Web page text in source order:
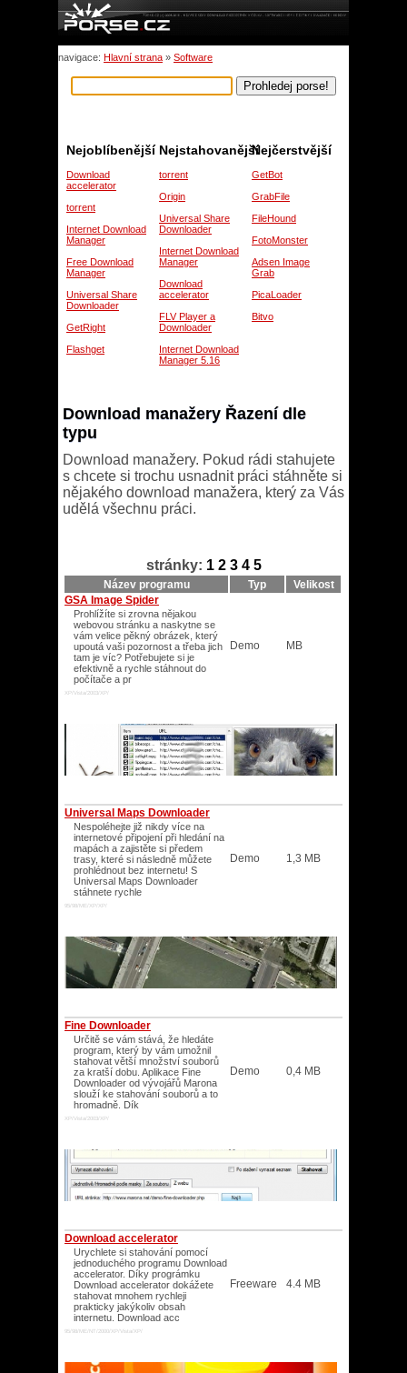
navigace: Hlavní strana » Software
Nejčerstvější
GetBot
GrabFile
FileHound
FotoMonster
Adsen Image
Grab
PicaLoader
Bitvo
Nejstahovanější
torrent
Origin
Universal Share
Downloader
Internet Download
Manager
Download
accelerator
FLV Player a
Downloader
Internet Download
Manager 5.16
Nejoblíbenější
Download
accelerator
torrent
Internet Download
Manager
Free Download
Manager
Universal Share
Downloader
GetRight
Flashget
Download manažery Řazení dle
typu
Download manažery. Pokud rádi stahujete
s chcete si trochu usnadnit práci stáhněte si
nějakého download manažera, který za Vás
udělá všechnu práci.
stránky: 1 2 3 4 5
Název programu Typ
Velikost
GSA Image Spider
Prohlížíte si zrovna nějakou
webovou stránku a naskytne se
vám velice pěkný obrázek, který
upoutá vaši pozornost a třeba jich
tam je víc? Potřebujete si je
efektivně a rychle stáhnout do
počítače a pr
XP/Vista/2003/XP/
Demo MB
Universal Maps Downloader
Nespoléhejte již nikdy více na
internetové připojení při hledání na
mapách a zajistěte si předem
trasy, které si následně můžete
prohlédnout bez internetu! S
Universal Maps Downloader
stáhnete rychle
95/98/ME/XP/XP/
Demo 1,3 MB
Fine Downloader
Určitě se vám stává, že hledáte
program, který by vám umožnil
stahovat větší množství souborů
za kratší dobu. Aplikace Fine
Downloader od vývojářů Marona
slouží ke stahování souborů a to
hromadně. Dík
XP/Vista/2003/XP/
Demo 0,4 MB
Download accelerator
Urychlete si stahování pomocí
jednoduchého programu Download
accelerator. Díky prográmku
Download accelerator dokážete
stahovat mnohem rychleji
prakticky jakýkoliv obsah
internetu. Download acc
95/98/ME/NT/2000/XP/Vista/XP/
Freeware 4.4 MB